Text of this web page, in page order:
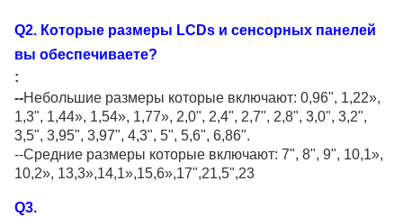
Q2. Которые размеры LCDs и сенсорных панелей
вы обеспечиваете?
:
--Небольшие размеры которые включают: 0,96", 1,22»,
1,3", 1,44», 1,54», 1,77», 2,0", 2,4", 2,7", 2,8", 3,0", 3,2",
3,5", 3,95", 3,97", 4,3", 5", 5,6", 6,86".
--Средние размеры которые включают: 7", 8", 9", 10,1»,
10,2», 13,3»,14,1»,15,6»,17",21,5",23
Q3.